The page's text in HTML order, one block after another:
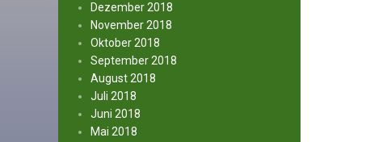
Dezember 2018
November 2018
Oktober 2018
September 2018
August 2018
Juli 2018
Juni 2018
Mai 2018